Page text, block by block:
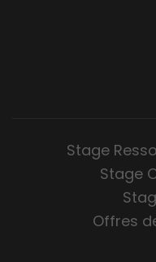
Stage
Stage
Offres